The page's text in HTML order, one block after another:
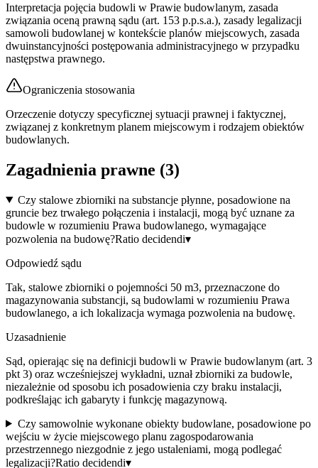
Interpretacja pojęcia budowli w Prawie budowlanym, zasada
związania oceną prawną sądu (art. 153 p.p.s.a.), zasady legalizacji
samowoli budowlanej w kontekście planów miejscowych, zasada
dwuinstancyjności postępowania administracyjnego w przypadku
następstwa prawnego.
Ograniczenia stosowania
Orzeczenie dotyczy specyficznej sytuacji prawnej i faktycznej,
związanej z konkretnym planem miejscowym i rodzajem obiektów
budowlanych.
Zagadnienia prawne (3)
Czy stalowe zbiorniki na substancje płynne, posadowione na
gruncie bez trwałego połączenia i instalacji, mogą być uznane za
budowle w rozumieniu Prawa budowlanego, wymagające
pozwolenia na budowę?Ratio decidendi▾
Odpowiedź sądu
Tak, stalowe zbiorniki o pojemności 50 m3, przeznaczone do
magazynowania substancji, są budowlami w rozumieniu Prawa
budowlanego, a ich lokalizacja wymaga pozwolenia na budowę.
Uzasadnienie
Sąd, opierając się na definicji budowli w Prawie budowlanym (art. 3
pkt 3) oraz wcześniejszej wykładni, uznał zbiorniki za budowle,
niezależnie od sposobu ich posadowienia czy braku instalacji,
podkreślając ich gabaryty i funkcję magazynową.
Czy samowolnie wykonane obiekty budowlane, posadowione po
wejściu w życie miejscowego planu zagospodarowania
przestrzennego niezgodnie z jego ustaleniami, mogą podlegać
legalizacji?Ratio decidendi▾